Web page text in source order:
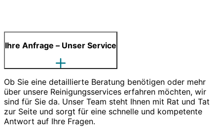
Ihre Anfrage – Unser Service
Ob Sie eine detaillierte Beratung benötigen oder mehr
über unsere Reinigungsservices erfahren möchten, wir
sind für Sie da. Unser Team steht Ihnen mit Rat und Tat
zur Seite und sorgt für eine schnelle und kompetente
Antwort auf Ihre Fragen.